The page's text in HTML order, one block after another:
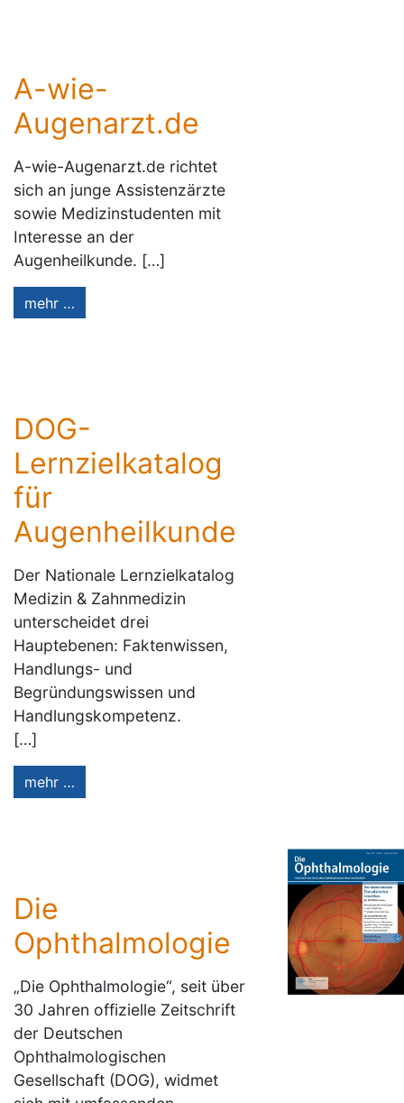
A-wie-
Augenarzt.de
A-wie-Augenarzt.de richtet
sich an junge Assistenzärzte
sowie Medizinstudenten mit
Interesse an der
Augenheilkunde. […]
mehr …
DOG-
Lernzielkatalog
für
Augenheilkunde
Der Nationale Lernzielkatalog
Medizin & Zahnmedizin
unterscheidet drei
Hauptebenen: Faktenwissen,
Handlungs- und
Begründungswissen und
Handlungskompetenz.
[…]
mehr …
Die
Ophthalmologie
„Die Ophthalmologie“, seit über
30 Jahren offizielle Zeitschrift
der Deutschen
Ophthalmologischen
Gesellschaft (DOG), widmet